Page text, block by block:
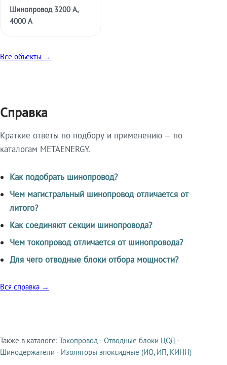
Шинопровод 3200 А,
4000 А
Все объекты →
Справка
Краткие ответы по подбору и применению — по
каталогам METAENERGY.
Как подобрать шинопровод?
Чем магистральный шинопровод отличается от
литого?
Как соединяют секции шинопровода?
Чем токопровод отличается от шинопровода?
Для чего отводные блоки отбора мощности?
Вся справка →
Смежные продукты
Также в каталоге: Токопровод · Отводные блоки ЦОД ·
Шинодержатели · Изоляторы эпоксидные (ИО, ИП, КИНН)